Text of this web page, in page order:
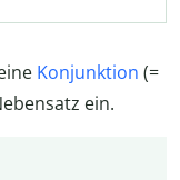
Konjunktion (=
ein.